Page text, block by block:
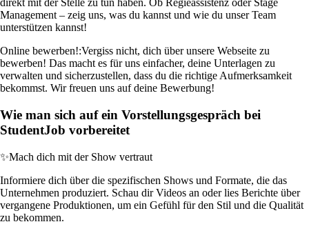
direkt mit der Stelle zu tun haben. Ob Regieassistenz oder Stage
Management – zeig uns, was du kannst und wie du unser Team
unterstützen kannst!
Online bewerben!:Vergiss nicht, dich über unsere Webseite zu
bewerben! Das macht es für uns einfacher, deine Unterlagen zu
verwalten und sicherzustellen, dass du die richtige Aufmerksamkeit
bekommst. Wir freuen uns auf deine Bewerbung!
Wie man sich auf ein Vorstellungsgespräch bei
StudentJob vorbereitet
✨Mach dich mit der Show vertraut
Informiere dich über die spezifischen Shows und Formate, die das
Unternehmen produziert. Schau dir Videos an oder lies Berichte über
vergangene Produktionen, um ein Gefühl für den Stil und die Qualität
zu bekommen.